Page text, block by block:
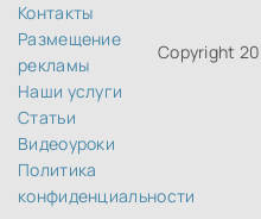
Контакты
Размещение
рекламы
Наши услуги
Статьи
Видеоуроки
Политика
конфиденциальности
Copyright